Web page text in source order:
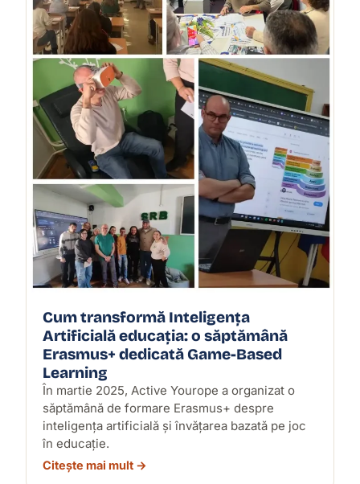
Cum transformă Inteligența
Artificială educația: o săptămână
Erasmus+ dedicată Game-Based
Learning
În martie 2025, Active Yourope a organizat o
săptămână de formare Erasmus+ despre
inteligența artificială și învățarea bazată pe joc
în educație.
Citește mai mult →